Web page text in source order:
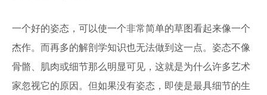
一个好的姿态，可以使一个非常简单的草图看起来像一个
杰作。而再多的解剖学知识也无法做到这一点。姿态不像
骨骼、肌肉或细节那么明显可见，这就是为什么许多艺术
家忽视它的原因。但如果没有姿态，即使是最具细节的生